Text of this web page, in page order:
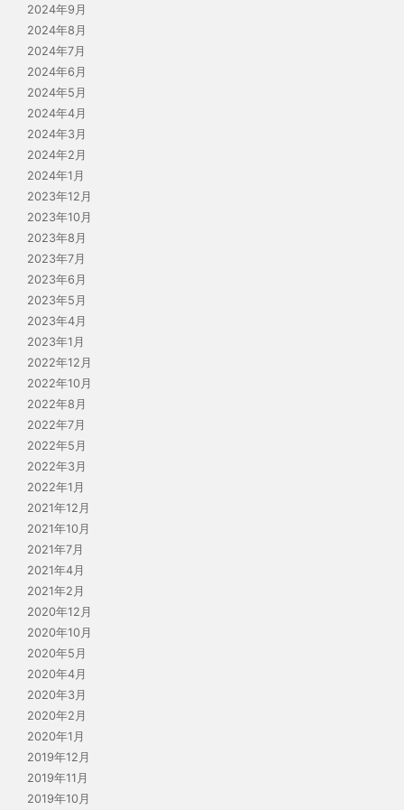
2024年9月
2024年8月
2024年7月
2024年6月
2024年5月
2024年4月
2024年3月
2024年2月
2024年1月
2023年12月
2023年10月
2023年8月
2023年7月
2023年6月
2023年5月
2023年4月
2023年1月
2022年12月
2022年10月
2022年8月
2022年7月
2022年5月
2022年3月
2022年1月
2021年12月
2021年10月
2021年7月
2021年4月
2021年2月
2020年12月
2020年10月
2020年5月
2020年4月
2020年3月
2020年2月
2020年1月
2019年12月
2019年11月
2019年10月